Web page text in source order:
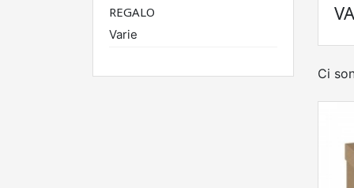
REGALO
Varie
Ci